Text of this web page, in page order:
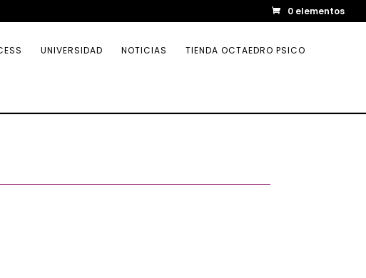
0 elementos
UNIVERSIDAD NOTICIAS TIENDA OCTAEDRO PSICO